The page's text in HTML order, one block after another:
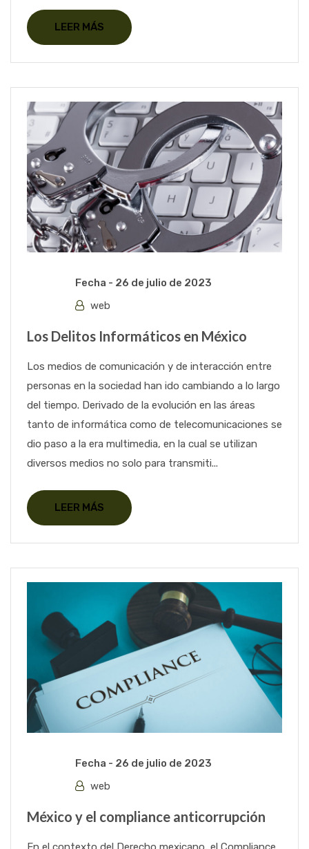
LEER MÁS
Fecha - 26 de julio de 2023
web
Los Delitos Informáticos en México
Los medios de comunicación y de interacción entre
personas en la sociedad han ido cambiando a lo largo
del tiempo. Derivado de la evolución en las áreas
tanto de informática como de telecomunicaciones se
dio paso a la era multimedia, en la cual se utilizan
diversos medios no solo para transmiti...
LEER MÁS
Fecha - 26 de julio de 2023
web
México y el compliance anticorrupción